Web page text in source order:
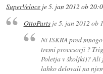
SuperVeloce je5. jan 2012 ob
OttoPartsje5. jan 2012 ob
Ni ISKRA pred
tremi procesorji ?
Poletja v školjki)? Ali
lahko delovali na